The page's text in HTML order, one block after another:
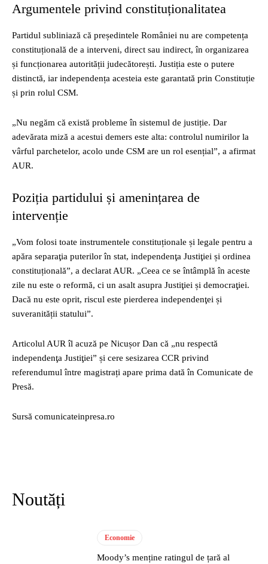
Argumentele privind constituționalitatea
Partidul subliniază că președintele României nu are competența
constituțională de a interveni, direct sau indirect, în organizarea
și funcționarea autorității judecătorești. Justiția este o putere
distinctă, iar independența acesteia este garantată prin Constituție
și prin rolul CSM.
„Nu negăm că există probleme în sistemul de justiție. Dar
adevărata miză a acestui demers este alta: controlul numirilor la
vârful parchetelor, acolo unde CSM are un rol esențial”, a afirmat
AUR.
Poziția partidului și amenințarea de
intervenție
„Vom folosi toate instrumentele constituționale și legale pentru a
apăra separaţia puterilor în stat, independenţa Justiţiei și ordinea
constituțională”, a declarat AUR. „Ceea ce se întâmplă în aceste
zile nu este o reformă, ci un asalt asupra Justiţiei și democraţiei.
Dacă nu este oprit, riscul este pierderea independenţei și
suveranității statului”.
Articolul AUR îl acuză pe Nicușor Dan că „nu respectă
independenţa Justiţiei” și cere sesizarea CCR privind
referendumul între magistrați apare prima dată în Comunicate de
Presă.
Sursă comunicateinpresa.ro
Noutăți
Economie
Moody’s menține ratingul de țară al